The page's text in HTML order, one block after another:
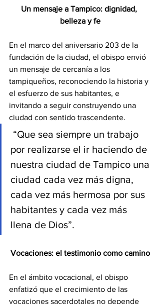
Un mensaje a Tampico: dignidad,
belleza y fe
En el marco del aniversario 203 de la
fundación de la ciudad, el obispo envió
un mensaje de cercanía a los
tampiqueños, reconociendo la historia y
el esfuerzo de sus habitantes, e
invitando a seguir construyendo una
ciudad con sentido trascendente.
por realizarse el ir haciendo de
nuestra ciudad de Tampico una
ciudad cada vez más digna,
cada vez más hermosa por sus
habitantes y cada vez más
llena de Dios”.
Vocaciones: el testimonio como camino
En el ámbito vocacional, el obispo
enfatizó que el crecimiento de las
vocaciones sacerdotales no depende